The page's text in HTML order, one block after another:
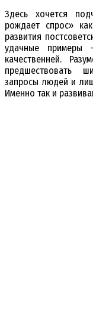
Здесь хочется
рождает спрос»
развития
удачные
качественней.
предшествовать
запросы людей и
Именно так и